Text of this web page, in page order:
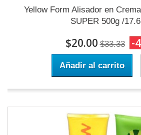
Yellow Form Alisador en
SUPER 500g /
$20.00 $33.33 -
Añadir al carrito